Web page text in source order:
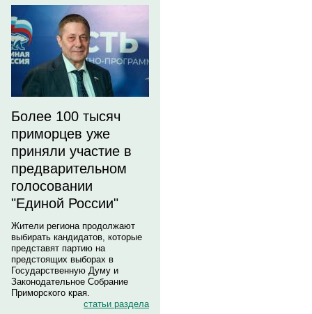
Более 100 тысяч
приморцев уже
приняли участие в
предварительном
голосовании
"Единой России"
Жители региона продолжают
выбирать кандидатов, которые
представят партию на
предстоящих выборах в
Государственную Думу и
Законодательное Собрание
Приморского края.
статьи раздела